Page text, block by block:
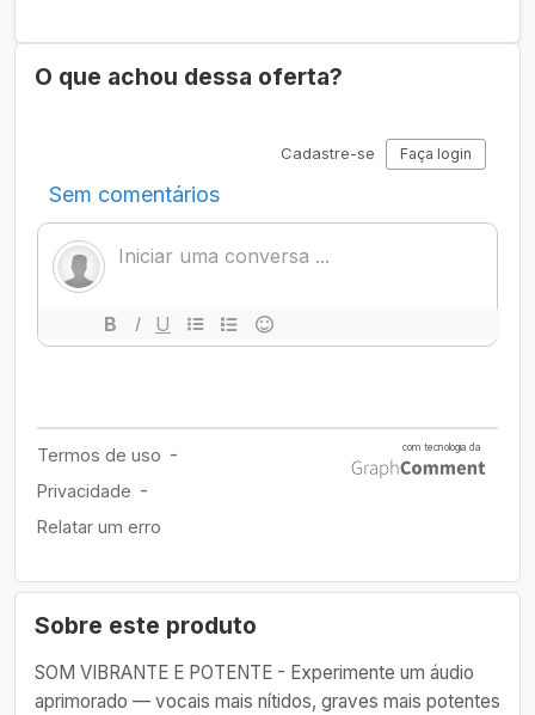
Sobre este produto
SOM VIBRANTE E POTENTE - Experimente um áudio
aprimorado — vocais mais nítidos, graves mais potentes
O que achou dessa oferta?